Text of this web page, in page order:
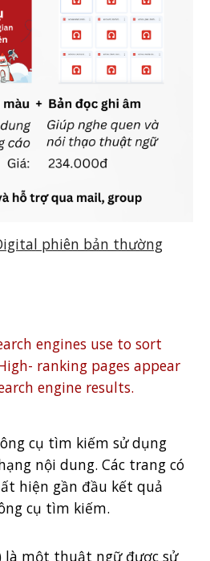
phiên bản thường
engines use to sort
ranking pages appear
engine results.
cụ tìm kiếm sử dụng
nội dung. Các trang có
hiện gần đầu kết quả
cụ tìm kiếm.
là một thuật ngữ được sử